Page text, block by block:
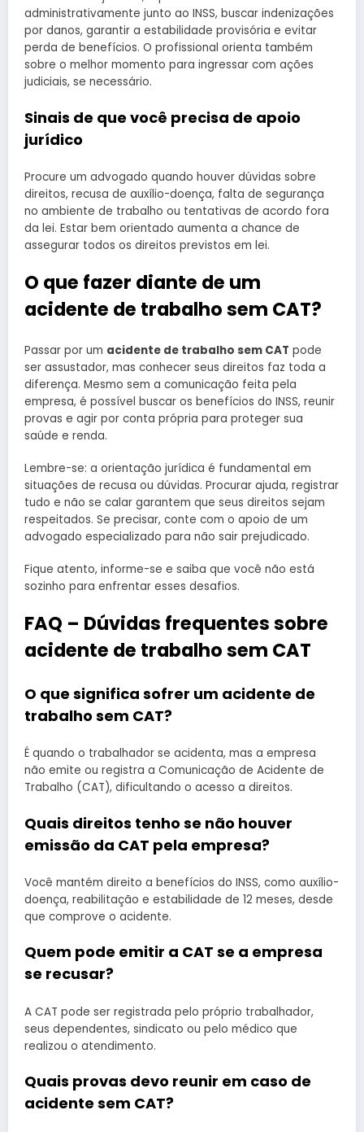
administrativamente junto ao INSS, buscar indenizações
por danos, garantir a estabilidade provisória e evitar
perda de benefícios. O profissional orienta também
sobre o melhor momento para ingressar com ações
judiciais, se necessário.
Sinais de que você precisa de apoio
jurídico
Procure um advogado quando houver dúvidas sobre
direitos, recusa de auxílio-doença, falta de segurança
no ambiente de trabalho ou tentativas de acordo fora
da lei. Estar bem orientado aumenta a chance de
assegurar todos os direitos previstos em lei.
O que fazer diante de um
acidente de trabalho sem CAT?
Passar por um acidente de trabalho sem CAT pode
ser assustador, mas conhecer seus direitos faz toda a
diferença. Mesmo sem a comunicação feita pela
empresa, é possível buscar os benefícios do INSS, reunir
provas e agir por conta própria para proteger sua
saúde e renda.
Lembre-se: a orientação jurídica é fundamental em
situações de recusa ou dúvidas. Procurar ajuda, registrar
tudo e não se calar garantem que seus direitos sejam
respeitados. Se precisar, conte com o apoio de um
advogado especializado para não sair prejudicado.
Fique atento, informe-se e saiba que você não está
sozinho para enfrentar esses desafios.
FAQ – Dúvidas frequentes sobre
acidente de trabalho sem CAT
O que significa sofrer um acidente de
trabalho sem CAT?
É quando o trabalhador se acidenta, mas a empresa
não emite ou registra a Comunicação de Acidente de
Trabalho (CAT), dificultando o acesso a direitos.
Quais direitos tenho se não houver
emissão da CAT pela empresa?
Você mantém direito a benefícios do INSS, como auxílio-
doença, reabilitação e estabilidade de 12 meses, desde
que comprove o acidente.
Quem pode emitir a CAT se a empresa
se recusar?
A CAT pode ser registrada pelo próprio trabalhador,
seus dependentes, sindicato ou pelo médico que
realizou o atendimento.
Quais provas devo reunir em caso de
acidente sem CAT?